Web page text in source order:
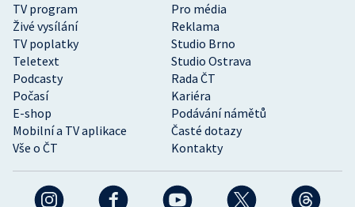
TV program
Pro média
Živé vysílání
Reklama
TV poplatky
Studio Brno
Teletext
Studio Ostrava
Podcasty
Rada ČT
Počasí
Kariéra
E-shop
Podávání námětů
Mobilní a TV aplikace
Časté dotazy
Vše o ČT
Kontakty